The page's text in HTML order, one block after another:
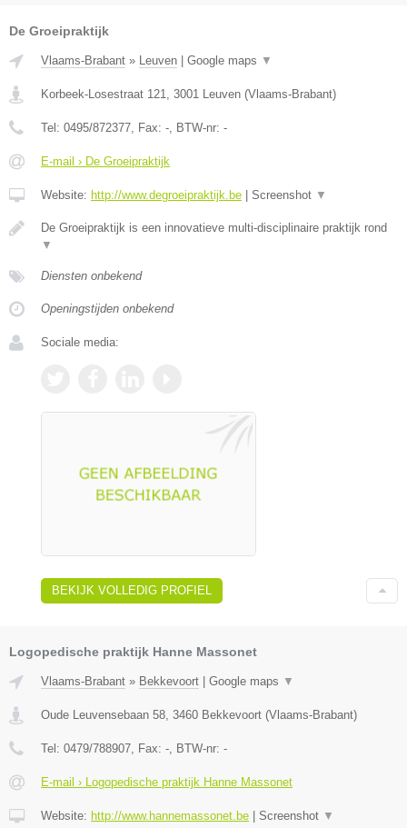
De Groeipraktijk
Vlaams-Brabant » Leuven Google maps ▼
Korbeek-Losestraat 121, 3001 Leuven (Vlaams-Brabant)
Tel: 0495/872377, Fax: -, BTW-nr: -
E-mail › De Groeipraktijk
Website: http://www.degroeipraktijk.be Screenshot ▼
De Groeipraktijk is een innovatieve multi-disciplinaire praktijk rond
▼
Diensten onbekend
Openingstijden onbekend
Sociale media:
BEKIJK VOLLEDIG PROFIEL
Logopedische praktijk Hanne Massonet
Vlaams-Brabant » Bekkevoort Google maps ▼
Oude Leuvensebaan 58, 3460 Bekkevoort (Vlaams-Brabant)
Tel: 0479/788907, Fax: -, BTW-nr: -
E-mail › Logopedische praktijk Hanne Massonet
Website: http://www.hannemassonet.be Screenshot ▼